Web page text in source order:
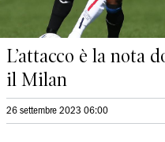
L’attacco è la nota
il Milan
26 settembre 2023 06:00